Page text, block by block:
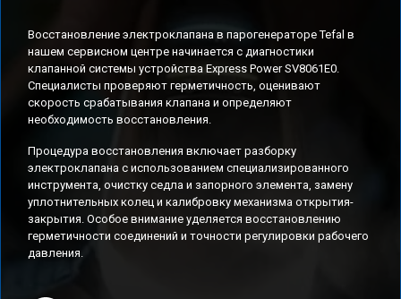
Восстановление электроклапана в парогенераторе Tefal в
нашем сервисном центре начинается с диагностики
клапанной системы устройства Express Power SV8061E0.
Специалисты проверяют герметичность, оценивают
скорость срабатывания клапана и определяют
необходимость восстановления.
Процедура восстановления включает разборку
электроклапана с использованием специализированного
инструмента, очистку седла и запорного элемента, замену
уплотнительных колец и калибровку механизма открытия-
закрытия. Особое внимание уделяется восстановлению
герметичности соединений и точности регулировки рабочего
давления.